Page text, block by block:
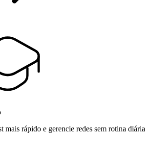
mais rápido e gerencie redes sem rotina diária